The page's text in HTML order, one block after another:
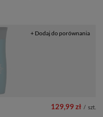
129,99 zł / szt.
+ Dodaj do porównania